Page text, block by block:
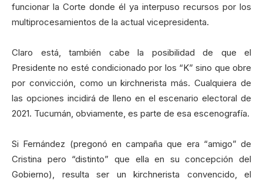
funcionar la Corte donde él ya interpuso recursos por los
multiprocesamientos de la actual vicepresidenta.
Claro está, también cabe la posibilidad de que el
Presidente no esté condicionado por los “K” sino que obre
por convicción, como un kirchnerista más. Cualquiera de
las opciones incidirá de lleno en el escenario electoral de
2021. Tucumán, obviamente, es parte de esa escenografía.
Si Fernández (pregonó en campaña que era “amigo” de
Cristina pero “distinto” que ella en su concepción del
Gobierno), resulta ser un kirchnerista convencido, el